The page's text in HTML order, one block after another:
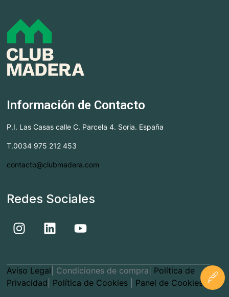
Información de Contacto
P.I. Las Casas calle C. Parcela 4. Soria. España
T.0034 975 212 453
contacto@clubmadera.com
Redes Sociales
Aviso Legal | Condiciones de compra| Política de
Privacidad Política de Cookies Panel de Cookies